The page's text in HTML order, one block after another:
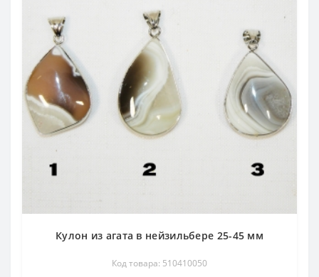
Кулон из агата в нейзильбере 25-45 мм
Код товара: 510410050